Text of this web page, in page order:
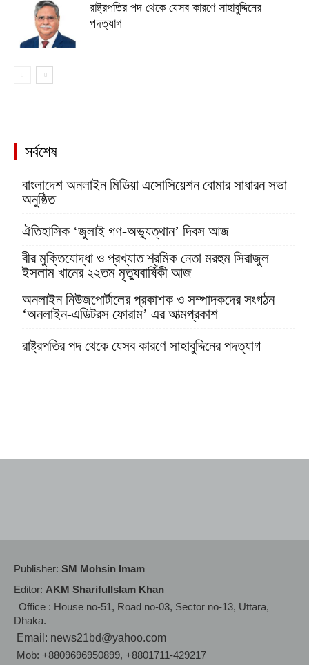
রাষ্ট্রপতির পদ থেকে যেসব কারণে সাহাবুদ্দিনের
পদত্যাগ
সর্বশেষ
বাংলাদেশ অনলাইন মিডিয়া এসোসিয়েশন বোমার সাধারন সভা
অনুষ্ঠিত
ঐতিহাসিক ‘জুলাই গণ-অভ্যুত্থান’ দিবস আজ
বীর মুক্তিযোদ্ধা ও প্রখ্যাত শ্রমিক নেতা মরহুম সিরাজুল
ইসলাম খানের ২২তম মৃত্যুবার্ষিকী আজ
অনলাইন নিউজপোর্টালের প্রকাশক ও সম্পাদকদের সংগঠন
‘অনলাইন-এডিটরস ফোরাম’ এর আত্মপ্রকাশ
রাষ্ট্রপতির পদ থেকে যেসব কারণে সাহাবুদ্দিনের পদত্যাগ
Publisher: SM Mohsin Imam
Editor: AKM SharifulIslam Khan
Office : House no-51, Road no-03, Sector no-13, Uttara,
Dhaka.
Email: news21bd@yahoo.com
Mob: +8809696950899, +8801711-429217